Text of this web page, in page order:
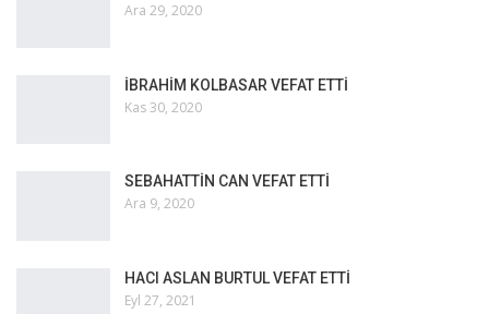
Ara 29, 2020
İBRAHİM KOLBASAR VEFAT ETTİ
Kas 30, 2020
SEBAHATTİN CAN VEFAT ETTİ
Ara 9, 2020
HACI ASLAN BURTUL VEFAT ETTİ
Eyl 27, 2021